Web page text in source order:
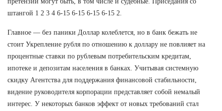
штангой 1 2 3 4 6-15 6-15 6-15 6-15 2.
Главное — без паники Доллар колеблется, но в банк бежать не
стоит Укрепление рубля по отношению к доллару не повлияет на
процентные ставки по рублевым потребительским кредитам,
ипотеке и депозитам населения в банках. Учитывая системную
скидку Агентства для поддержания финансовой стабильности,
видение руководителя корпорации представляет собой немалый
интерес. У некоторых банков эффект от новых требований стал